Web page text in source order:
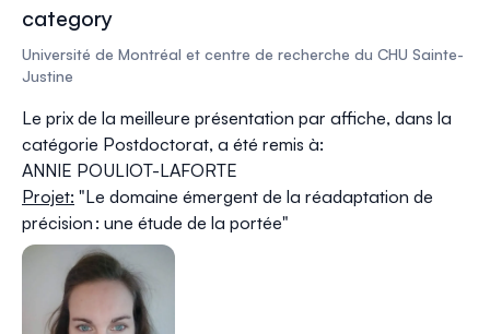
category
Université de Montréal et centre de recherche du CHU Sainte-
Justine
Le prix de la meilleure présentation par affiche, dans la
catégorie Postdoctorat, a été remis à:
ANNIE POULIOT-LAFORTE
Projet: "Le domaine émergent de la réadaptation de
précision : une étude de la portée"